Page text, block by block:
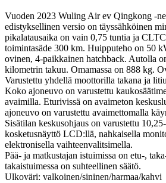
Vuoden 2023 Wuling Air ev Qingkong -
edistyksellinen versio on täyssähköinen
pikalatausaika on vain 0,75 tuntia ja
toimintasäde 300 km. Huipputeho on 50
ovinen, 4-paikkainen hatchback. Autolla
kilometrin takuu. Omamassa on 888 kg.
Varustettu yhdellä moottorilla takana ja
Koko ajoneuvo on varustettu
avaimilla. Eturivissä on avaimeton
ajoneuvo on varustettu avaimettomalla
Sisätilan keskusohjaus on varustettu
kosketusnäyttö LCD:llä, nahkaisella
elektronisella vaihteenvalitsimella.
Pää- ja matkustajan istuimissa on etu-,
takaistuimessa on suhteellinen säätö.
Ulkoväri: valkoinen/sininen/harmaa/kahvi